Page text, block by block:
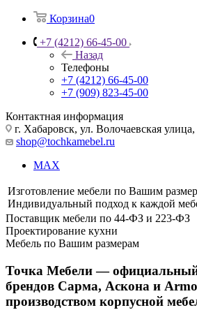
Корзина0
+7 (4212) 66-45-00
Назад
Телефоны
+7 (4212) 66-45-00
+7 (909) 823-45-00
Контактная информация
г. Хабаровск, ул. Волочаевская улица,
shop@tochkamebel.ru
MAX
Изготовление мебели по Вашим
Индивидуальный подход к каждой
Поставщик мебели по 44‑ФЗ и 223‑ФЗ
Проектирование кухни
Мебель по Вашим размерам
Точка Мебели —
брендов Сарма, Аскона и
производством корпусной